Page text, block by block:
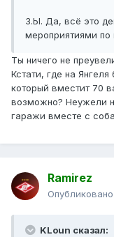
З.Ы. Да, всё это
мероприятиями
Ты ничего не
Кстати, где на
который вместит 70
возможно? Неужели
гаражи вместе с
Ramirez
Опубликовано
KLoun сказал: